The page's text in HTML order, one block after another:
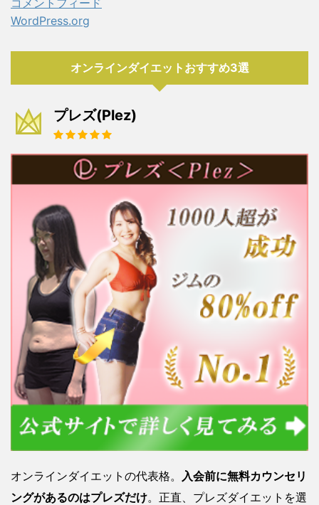
WordPress.org
オンラインダイエットおすすめ3選
プレズ(Plez)
オンラインダイエットの代表格。
入会前に無料カウンセリ
ングがあるのはプレズだけ。正直、プレズダイエットを選